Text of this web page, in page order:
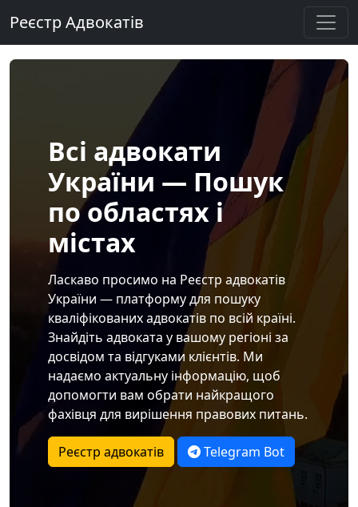
Реєстр Адвокатів
Всі адвокати
України — Пошук
по областях і
містах
Ласкаво просимо на Реєстр адвокатів
України — платформу для пошуку
кваліфікованих адвокатів по всій країні.
Знайдіть адвоката у вашому регіоні за
досвідом та відгуками клієнтів. Ми
надаємо актуальну інформацію, щоб
допомогти вам обрати найкращого
фахівця для вирішення правових питань.
Реєстр адвокатів Telegram Bot